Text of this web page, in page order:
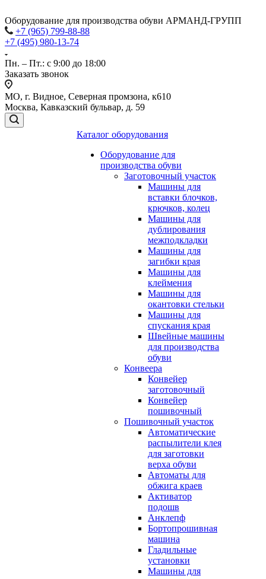
Оборудование для производства обуви АРМАНД-ГРУПП
+7 (965) 799-88-88
+7 (495) 980-13-74
Пн. – Пт.: с 9:00 до 18:00
Заказать звонок
МО, г. Видное, Северная промзона, к610
Москва, Кавказский бульвар, д. 59
Каталог оборудования
Оборудование для
производства обуви
Заготовочный участок
Машины для
вставки блочков,
крючков, колец
Машины для
дублирования
межподкладки
Машины для
загибки края
Машины для
клеймения
Машины для
окантовки стельки
Машины для
спускания края
Швейные машины
для производства
обуви
Конвеера
Конвейер
заготовочный
Конвейер
пошивочный
Пошивочный участок
Автоматические
распылители клея
для заготовки
верха обуви
Автоматы для
обжига краев
Активатор
подошв
Анклепф
Бортопрошивная
машина
Гладильные
установки
Машины для